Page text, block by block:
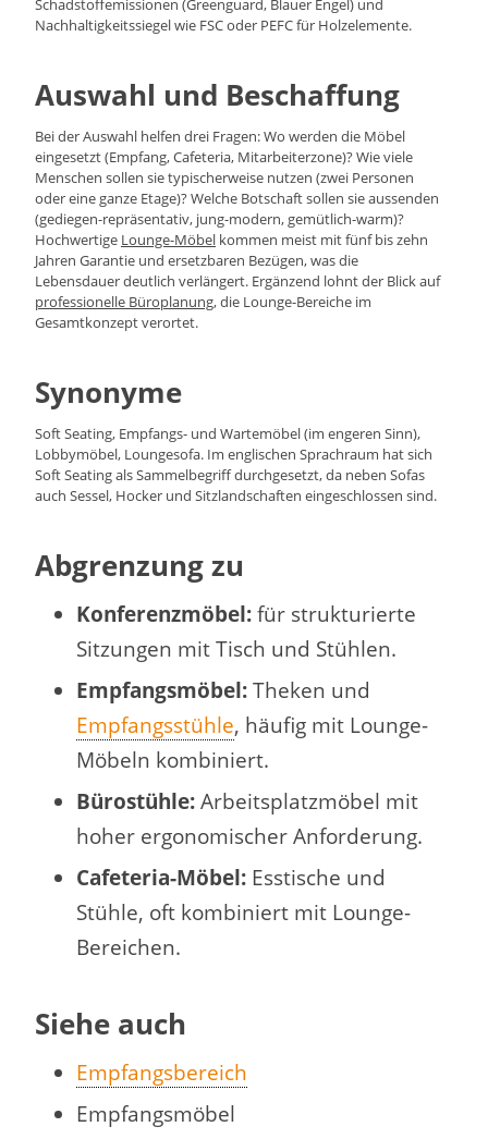
Nachhaltigkeitssiegel wie FSC oder PEFC für Holzelemente.
Auswahl und Beschaffung
Bei der Auswahl helfen drei Fragen: Wo werden die Möbel
eingesetzt (Empfang, Cafeteria, Mitarbeiterzone)? Wie viele
Menschen sollen sie typischerweise nutzen (zwei Personen
oder eine ganze Etage)? Welche Botschaft sollen sie aussenden
(gediegen-repräsentativ, jung-modern, gemütlich-warm)?
Hochwertige Lounge-Möbel kommen meist mit fünf bis zehn
Jahren Garantie und ersetzbaren Bezügen, was die
Lebensdauer deutlich verlängert. Ergänzend lohnt der Blick auf
professionelle Büroplanung, die Lounge-Bereiche im
Gesamtkonzept verortet.
Synonyme
Soft Seating, Empfangs- und Wartemöbel (im engeren Sinn),
Lobbymöbel, Loungesofa. Im englischen Sprachraum hat sich
Soft Seating als Sammelbegriff durchgesetzt, da neben Sofas
auch Sessel, Hocker und Sitzlandschaften eingeschlossen sind.
Abgrenzung zu
Konferenzmöbel:für strukturierte
Sitzungen mit Tisch und Stühlen.
Empfangsmöbel:Theken und
Empfangsstühle, häufig mit Lounge-
Möbeln kombiniert.
Bürostühle:Arbeitsplatzmöbel mit
hoher ergonomischer Anforderung.
Cafeteria-Möbel: Esstische und
Stühle, oft kombiniert mit Lounge-
Bereichen.
Siehe auch
Empfangsbereich
Empfangsmöbel